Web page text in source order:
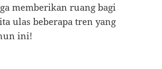
memberikan ruang bagi
ulas beberapa tren yang
ini!